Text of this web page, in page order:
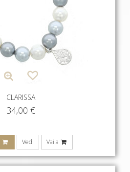
CLARISSA
34,00 €
Vedi Vai a